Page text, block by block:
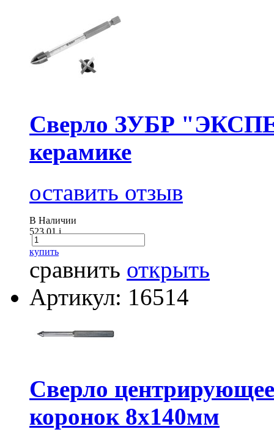
Сверло ЗУБР
керамике
оставить отзыв
В Наличии
523.01i
купить
сравнить открыть
Артикул: 16514
Сверло
коронок 8х140мм